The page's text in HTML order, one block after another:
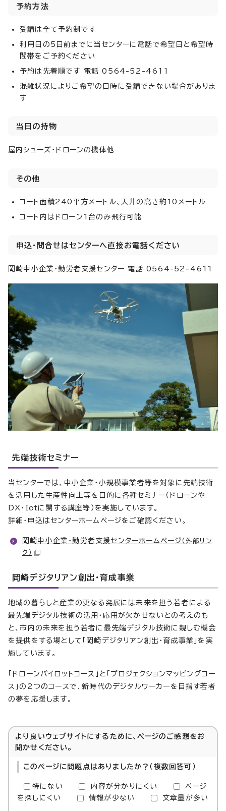
予約方法
受講は全て予約制です
利用日の5日前までに当センターに電話で希望日と希望時
間帯をご予約ください
予約は先着順です 電話 0564-52-4611
混雑状況によりご希望の日時に受講できない場合がありま
す
当日の持物
屋内シューズ・ドローンの機体他
その他
コート面積240平方メートル、天井の高さ約10メートル
コート内はドローン1台のみ飛行可能
申込・問合せはセンターへ直接お電話ください
岡崎中小企業・勤労者支援センター 電話 0564-52-4611
先端技術セミナー
当センターでは、中小企業・小規模事業者等を対象に先端技術
を活用した生産性向上等を目的に各種セミナー（ドローンや
DX・Iotに関する講座等）を実施しています。
詳細・申込はセンターホームページをご確認ください。
岡崎中小企業・勤労者支援センターホームページ （外部リン
ク）
岡崎デジタリアン創出・育成事業
地域の暮らしと産業の更なる発展には未来を担う若者による
最先端デジタル技術の活用・応用が欠かせないとの考えのも
と、市内の未来を担う若者に最先端デジタル技術に親しむ機会
を提供をする場として「岡崎デジタリアン創出・育成事業」を実
施しています。
「ドローンパイロットコース」と「プロジェクションマッピングコー
ス」の2つのコースで、新時代のデジタルワーカーを目指す若者
の夢を応援します。
より良いウェブサイトにするために、ページのご感想をお
聞かせください。
このページに問題点はありましたか？（複数回答可）
特にない 内容が分かりにくい
ページ
を探しにくい
情報が少ない 文章量が多い